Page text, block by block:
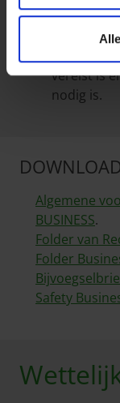
voor
vereist is
nodig is.
Algemene
BUSINESS.
Folder van
Folder
Safety